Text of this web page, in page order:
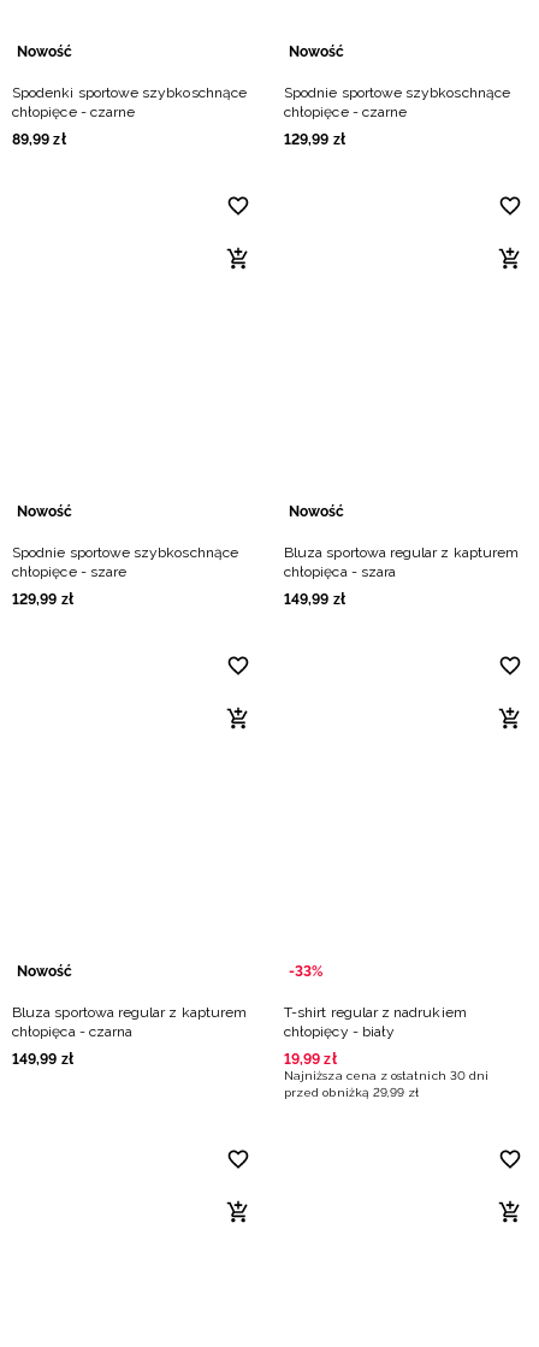
Nowość
Spodenki sportowe szybkoschnące
chłopięce - czarne
89,99 zł
Nowość
Spodnie sportowe szybkoschnące
chłopięce - czarne
129,99 zł
Nowość
Spodnie sportowe szybkoschnące
chłopięce - szare
129,99 zł
Nowość
Bluza sportowa regular z kapturem
chłopięca - szara
149,99 zł
Nowość
Bluza sportowa regular z kapturem
chłopięca - czarna
149,99 zł
-33%
T-shirt regular z nadrukiem
chłopięcy - biały
19,99 zł
Najniższa cena z ostatnich 30 dni
przed obniżką 29,99 zł